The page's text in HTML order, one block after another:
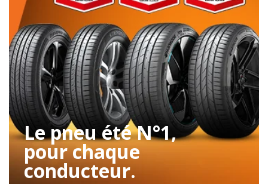
Le pneu été N°1,
pour chaque
conducteur.